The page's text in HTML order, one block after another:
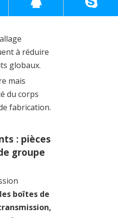
idéal en
à réduire
globaux.
mais
du corps
fabrication.
: pièces
groupe
les boîtes de